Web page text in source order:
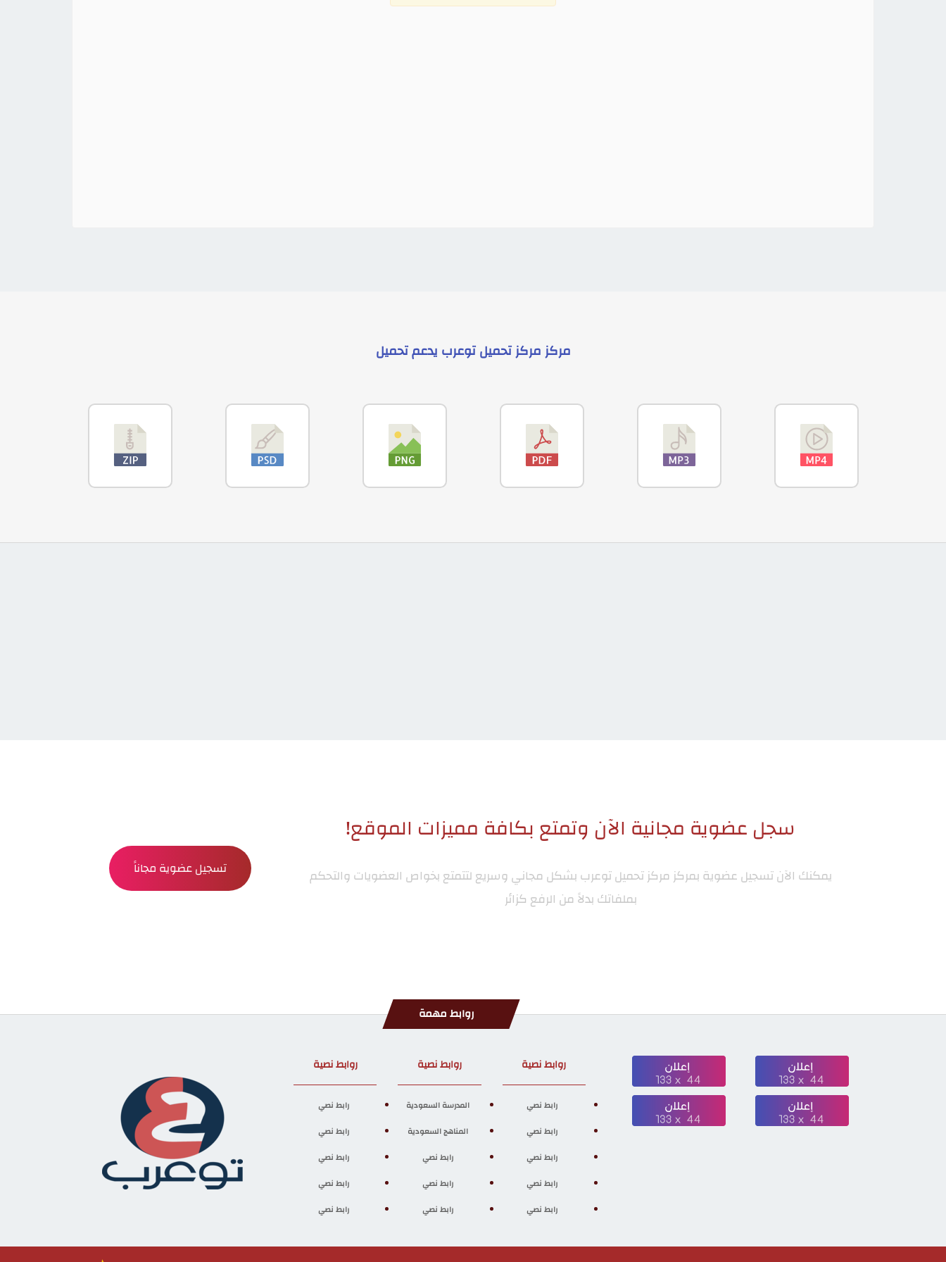
مركزمركز تحميل توعرب يدعمتحميل
سجل عضوية مجانية الآن وتمتع بكافة مميزات الموقع!
يمكنك الآن تسجيل عضوية بمركزمركز تحميل توعرببشكل مجاني وسريع لتتمتع بخواص العضويات والتحكم
بملفاتك بدلاً من الرفع كزائر
تسجيل عضوية مجاناً
روابط مهمة
روابط نصية
رابط نصي
رابط نصي
رابط نصي
رابط نصي
رابط نصي
روابط نصية
المدرسة السعودية
المناهج السعودية
رابط نصي
رابط نصي
رابط نصي
روابط نصية
رابط نصي
رابط نصي
رابط نصي
رابط نصي
رابط نصي